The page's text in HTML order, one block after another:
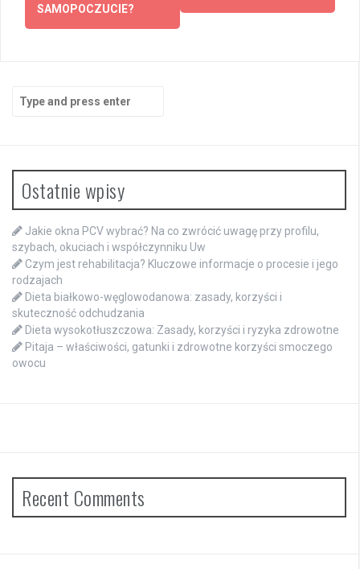
SAMOPOCZUCIE?
for:
Ostatnie wpisy
Jakie okna PCV wybrać? Na co zwrócić uwagę przy profilu,
szybach, okuciach i współczynniku Uw
Czym jest rehabilitacja? Kluczowe informacje o procesie i jego
rodzajach
Dieta białkowo-węglowodanowa: zasady, korzyści i
skuteczność odchudzania
Dieta wysokotłuszczowa: Zasady, korzyści i ryzyka zdrowotne
Pitaja – właściwości, gatunki i zdrowotne korzyści smoczego
owocu
Recent Comments